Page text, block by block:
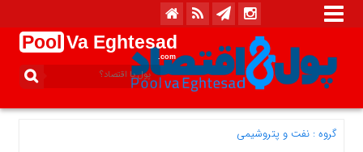
Pool Va Eghtesad
.com
گروه : نفت و پتروشیمی